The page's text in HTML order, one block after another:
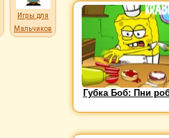
Игры для
Мальчиков
Губка Боб: Пни